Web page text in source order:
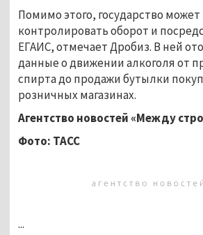
Помимо этого, государство
контролировать оборот и
ЕГАИС, отмечает Дробиз. В ней
данные о движении алкоголя от
спирта до продажи бутылки
розничных магазинах.
Агентство новостей «Между
Фото: ТАСС
...